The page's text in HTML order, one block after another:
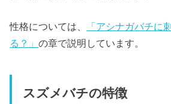
性格については、
「アシナガバチに
る？」の章で説明しています。
スズメバチの特徴